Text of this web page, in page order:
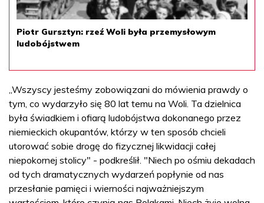
Piotr Gursztyn: rzeź Woli była przemysłowym
ludobójstwem
„Wszyscy jesteśmy zobowiązani do mówienia prawdy o
tym, co wydarzyło się 80 lat temu na Woli. Ta dzielnica
była świadkiem i ofiarą ludobójstwa dokonanego przez
niemieckich okupantów, którzy w ten sposób chcieli
utorować sobie drogę do fizycznej likwidacji całej
niepokornej stolicy" - podkreślił. "Niech po ośmiu dekadach
od tych dramatycznych wydarzeń popłynie od nas
przesłanie pamięci i wierności najważniejszym